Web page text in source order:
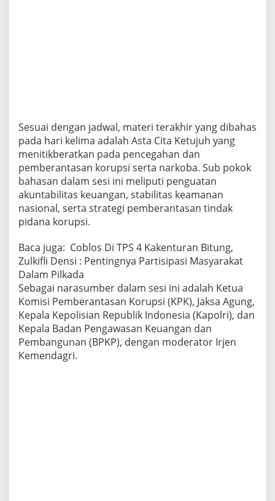
Sesuai dengan jadwal, materi terakhir yang dibahas
pada hari kelima adalah Asta Cita Ketujuh yang
menitikberatkan pada pencegahan dan
pemberantasan korupsi serta narkoba. Sub pokok
bahasan dalam sesi ini meliputi penguatan
akuntabilitas keuangan, stabilitas keamanan
nasional, serta strategi pemberantasan tindak
pidana korupsi.
Baca juga: Coblos Di TPS 4 Kakenturan Bitung,
Zulkifli Densi : Pentingnya Partisipasi Masyarakat
Dalam Pilkada
Sebagai narasumber dalam sesi ini adalah Ketua
Komisi Pemberantasan Korupsi (KPK), Jaksa Agung,
Kepala Kepolisian Republik Indonesia (Kapolri), dan
Kepala Badan Pengawasan Keuangan dan
Pembangunan (BPKP), dengan moderator Irjen
Kemendagri.